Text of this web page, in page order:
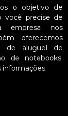
o objetivo de
você precise de
empresa nos
oferecemos
de aluguel de
de notebooks.